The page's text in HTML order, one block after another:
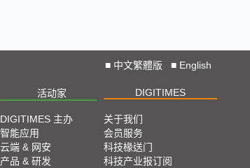
Show Taipei 展会精选
TAIWAN展会精选
国际自动化工业大展展会精选
■ 中文繁體版 ■ English
活动家 DIGITIMES
DIGITIMES 主办
智能应用
云端 & 网安
产品 & 研发
关于我们
会员服务
科技椽送门
科技产业报订阅